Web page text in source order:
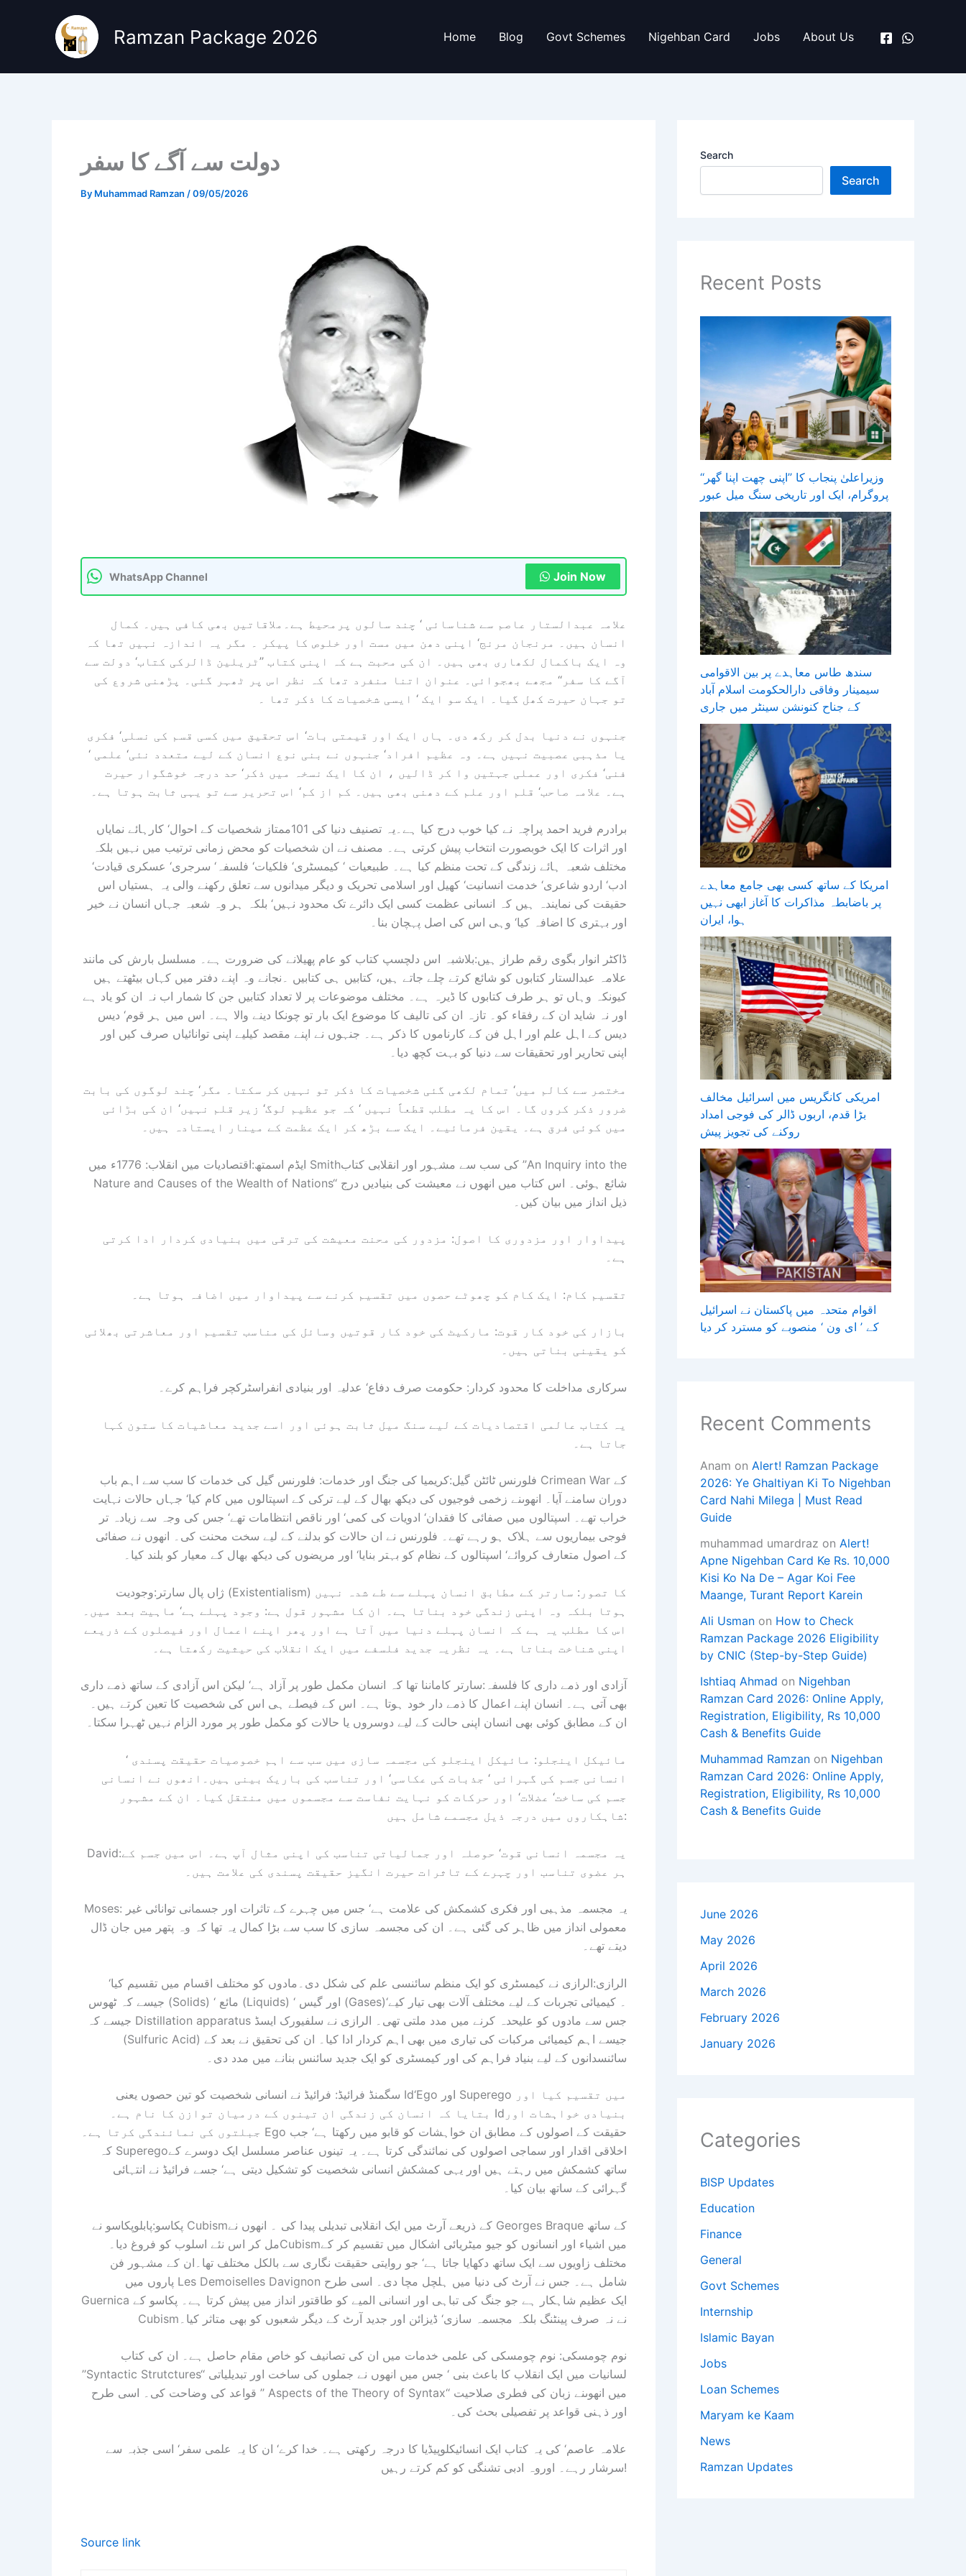
Ramzan Package 2026 Home Blog Govt Schemes Nigehban Card Jobs About Us
دولت سے آگے کا سفر
By Muhammad Ramzan /09/05/2026
WhatsApp Channel Join Now
علامہ عبدالستار عاصم سے شناسائی ‘ چند سالوں پرمحیط ہے۔ملاقاتیں بھی کافی ہیں۔ کمال
انسان ہیں۔ مرنجان مرنج‘ اپنی دھن میں مست اور خلوص کا پیکر ۔ مگر یہ اندازہ نہیں تھا کہ
وہ ایک باکمال لکھاری بھی ہیں۔ ان کی محبت ہے کہ اپنی کتاب ’’ٹریلین ڈالرکی کتاب‘ دولت سے
آگے کا سفر‘‘ مجھے بھجوائی۔ عنوان اتنا منفرد تھا کہ نظر اس پر ٹھہر گئی۔ پڑھنی شروع کی
تو جہان حیرت کھل گیا۔ ایک سو ایک ‘ ایسی شخصیات کا ذکر تھا ۔
جنہوں نے دنیا بدل کر رکھ دی۔ ہاں ایک اور قیمتی بات‘ اس تحقیق میں کسی قسم کی نسلی‘ فکری
یا مذہبی عصبیت نہیں ہے۔ وہ عظیم افراد‘ جنہوں نے بنی نوع انسان کے لیے متعدد نئی‘ علمی ‘
فنی‘ فکری اور عملی جہتیں وا کر ڈالیں ، ان کا ایک نسخہ میں ذکر‘ حد درجہ خوشگوار حیرت
ہے۔ علامہ صاحب‘ قلم اور علم کے دھنی بھی ہیں۔ کم از کم‘ اس تحریر سے تو یہی ثابت ہوتا ہے۔
اور اثرات کا ایک خوبصورت انتخاب پیش کرتی ہے۔ مصنف نے ان شخصیات کو محض زمانی ترتیب میں نہیں بلکہ
مختلف شعبہ ہائے زندگی کے تحت منظم کیا ہے۔ طبیعیات ‘ کیمسٹری‘ فلکیات‘ فلسفہ‘ سرجری‘ عسکری قیادت‘
ادب‘ اردو شاعری‘ خدمت انسانیت‘ کھیل اور اسلامی تحریک و دیگر میدانوں سے تعلق رکھنے والی یہ ہستیاں اس
حقیقت کی نمایندہ ہیں کہ انسانی عظمت کسی ایک دائرے تک محدود نہیں‘ بلکہ ہر وہ شعبہ جہاں انسان نے خیر
اور بہتری کا اضافہ کیا‘ وہی اس کی اصل پہچان بنا۔
ڈاکٹر انوار بگوی رقم طراز ہیں:بلاشبہ اس دلچسپ کتاب کو عام پھیلانے کی ضرورت ہے۔ مسلسل بارش کی مانند
علامہ عبدالستار کتابوں کو شائع کرتے چلے جاتے ہیں، کتابیں ہی کتابیں ۔نجانے وہ اپنے دفتر میں کہاں بیٹھتے ہیں
کیونکہ وہاں تو ہر طرف کتابوں کا ڈیرہ ہے۔ مختلف موضوعات پر لا تعداد کتابیں جن کا شمار اب نہ ان کو یاد ہے
اور نہ شاید ان کے رفقاء کو۔ تازہ ان کی تالیف کا موضوع ایک بار تو چونکا دینے والا ہے۔ اس میں ہر قوم‘ دیس
دیس کے اہل علم اور اہل فن کے کارناموں کا ذکر ہے۔ جنہوں نے اپنے مقصد کیلیے اپنی توانائیاں صرف کیں اور
اپنی تحاریر اور تحقیقات سے دنیا کو بہت کچھ دیا۔
مختصر سے کالم میں‘ تمام لکھی گئی شخصیات کا ذکر تو نہیں کر سکتا۔ مگر‘ چند لوگوں کی بابت
ضرور ذکر کروں گا۔ اس کا یہ مطلب قطعاً نہیں ‘ کہ جو عظیم لوگ‘ زیر قلم نہیں‘ ان کی بڑائی
میں کوئی فرق ہے۔ یقین فرمائیے۔ ایک سے بڑھ کر ایک عظمت کے مینار ایستادہ ہیں۔
ایڈم اسمتھ:اقتصادیات میں انقلاب: 1776ء میں Smithکی سب سے مشہور اور انقلابی کتاب ’’An Inquiry into the
Nature and Causes of the Wealth of Nations‘‘ شائع ہوئی۔ اس کتاب میں انھوں نے معیشت کی بنیادیں درج
ذیل انداز میں بیان کیں۔
پیداوار اور مزدوری کا اصول: مزدور کی محنت معیشت کی ترقی میں بنیادی کردار ادا کرتی
ہے۔
تقسیم کام: ایک کام کو چھوٹے حصوں میں تقسیم کرنے سے پیداوار میں اضافہ ہوتا ہے۔
بازار کی خود کار قوت: مارکیٹ کی خود کار قوتیں وسائل کی مناسب تقسیم اور معاشرتی بھلائی
کو یقینی بناتی ہیں۔
سرکاری مداخلت کا محدود کردار: حکومت صرف دفاع‘ عدلیہ اور بنیادی انفراسٹرکچر فراہم کرے۔
یہ کتاب عالمی اقتصادیات کے لیے سنگ میل ثابت ہوئی اور اسے جدید معاشیات کا ستون کہا
جاتا ہے۔
فلورنس ٹائٹن گیل:کریمیا کی جنگ اور خدمات: فلورنس گیل کی خدمات کا سب سے اہم باب Crimean War کے
دوران سامنے آیا۔ انھوںنے زخمی فوجیوں کی دیکھ بھال کے لیے ترکی کے اسپتالوں میں کام کیا‘ جہاں حالات نہایت
خراب تھے۔ اسپتالوں میں صفائی کا فقدان‘ ادویات کی کمی‘ اور ناقص انتظامات تھے‘ جس کی وجہ سے زیادہ تر
فوجی بیماریوں سے ہلاک ہو رہے تھے۔ فلورنس نے ان حالات کو بدلنے کے لیے سخت محنت کی۔ انھوں نے صفائی
کے اصول متعارف کروائے‘ اسپتالوں کے نظام کو بہتر بنایا‘ اور مریضوں کی دیکھ بھال کے معیار کو بلند کیا۔
ہوتا بلکہ وہ اپنی زندگی خود بناتا ہے۔ ان کا مشہور قول ہے: وجود پہلے ہے‘ ماہیت بعد میں۔
اس کا مطلب یہ ہے کہ انسان پہلے دنیا میں آتا ہے اور پھر اپنے اعمال اور فیصلوں کے ذریعے
اپنی شناخت بناتا ہے۔ یہ نظریہ جدید فلسفے میں ایک انقلاب کی حیثیت رکھتا ہے۔
آزادی اور ذمے داری کا فلسفہ:سارتر کاماننا تھا کہ انسان مکمل طور پر آزاد ہے‘ لیکن اس آزادی کے ساتھ ذمے داری
بھی آتی ہے۔ انسان اپنے اعمال کا ذمے دار خود ہوتا ہے۔ اس کے فیصلے ہی اس کی شخصیت کا تعین کرتے ہیں۔
ان کے مطابق کوئی بھی انسان اپنی حالت کے لیے دوسروں یا حالات کو مکمل طور پر مورد الزام نہیں ٹھہرا سکتا۔
مائیکل اینجلو: مائیکل اینجلو کی مجسمہ سازی میں سب سے اہم خصوصیات حقیقت پسندی ‘
انسانی جسم کی گہرائی ‘ جذبات کی عکاسی‘ اور تناسب کی باریک بینی ہیں۔انھوں نے انسانی
جسم کی ساخت‘ عضلات‘ اور حرکات کو نہایت نفاست سے مجسموں میں منتقل کیا۔ ان کے مشہور
شاہکاروں میں درجہ ذیل مجسمے شامل ہیں:
David:یہ مجسمہ انسانی قوت‘ حوصلہ اور جمالیاتی تناسب کی اپنی مثال آپ ہے۔ اس میں جسم کے
ہر عضوی تناسب اور چہرے کے تاثرات حیرت انگیز حقیقت پسندی کی علامت ہیں۔
Moses: یہ مجسمہ مذہبی اور فکری کشمکش کی علامت ہے‘ جس میں چہرے کے تاثرات اور جسمانی توانائی غیر
معمولی انداز میں ظاہر کی گئی ہے۔ ان کی مجسمہ سازی کا سب سے بڑا کمال یہ تھا کہ وہ پتھر میں جان ڈال
دیتے تھے۔
الرازی:الرازی نے کیمسٹری کو ایک منظم سائنسی علم کی شکل دی۔مادوں کو مختلف اقسام میں تقسیم کیا‘
جیسے کہ ٹھوس (Solids) ‘ مائع (Liquids) ‘ اور گیس (Gases)۔ کیمیائی تجربات کے لیے مختلف آلات بھی تیار کیے‘
جیسے کہ Distillation apparatus جس سے مادوں کو علیحدہ کرنے میں مدد ملتی تھی۔ الرازی نے سلفیورک ایسڈ
(Sulfuric Acid) جیسے اہم کیمیائی مرکبات کی تیاری میں بھی اہم کردار ادا کیا۔ ان کی تحقیق نے بعد کے
سائنسدانوں کے لیے بنیاد فراہم کی اور کیمسٹری کو ایک جدید سائنس بنانے میں مدد دی۔
سگمنڈ فرائیڈ: فرائیڈ نے انسانی شخصیت کو تین حصوں یعنی Id‘Ego اور Superego میں تقسیم کیا اور
بتایا کہ انسان کی زندگی ان تینوں کے درمیان توازن کا نام ہے۔ Idبنیادی خواہشات اور
جبلتوں کی نمائندگی کرتا ہے۔ Ego حقیقت کے اصولوں کے مطابق ان خواہشات کو قابو میں رکھتا ہے‘ جب
کہ Superegoاخلاقی اقدار اور سماجی اصولوں کی نمائندگی کرتا ہے۔ یہ تینوں عناصر مسلسل ایک دوسرے کے
ساتھ کشمکش میں رہتے ہیں اور یہی کمشکش انسانی شخصیت کو تشکیل دیتی ہے‘ جسے فرائیڈ نے انتہائی
گہرائی کے ساتھ بیان کیا۔
پکاسو:پابلوپکاسو نے Cubismکے ذریعے آرٹ میں ایک انقلابی تبدیلی پیدا کی ۔ انھوں نے Georges Braque کے ساتھ
مل کر اس نئے اسلوب کو فروغ دیا۔Cubismمیں اشیاء اور انسانوں کو جیو میٹریائی اشکال میں تقسیم کر کے
مختلف زاویوں سے ایک ساتھ دکھایا جاتا ہے‘ جو روایتی حقیقت نگاری سے بالکل مختلف تھا۔ان کے مشہور فن
پاروں میں Les Demoiselles Davignon شامل ہے۔ جس نے آرٹ کی دنیا میں ہلچل مچا دی۔ اسی طرح
Guernica ایک عظیم شاہکار ہے جو جنگ کی تباہی اور انسانی المیے کو طاقتور انداز میں پیش کرتا ہے۔ پکاسو کے
Cubismنے نہ صرف پینٹنگ بلکہ مجسمہ سازی‘ ڈیزائن اور جدید آرٹ کے دیگر شعبوں کو بھی متاثر کیا۔
نوم چومسکی: نوم چومسکی کی علمی خدمات میں ان کی تصانیف کو خاص مقام حاصل ہے۔ ان کی کتاب
’’Syntactic Strutctures‘‘ لسانیات میں ایک انقلاب کا باعث بنی ‘ جس میں انھوں نے جملوں کی ساخت اور تبدیلیاتی
قواعد کی وضاحت کی۔ اسی طرح ’’ Aspects of the Theory of Syntax‘‘ میں انھوںنے زبان کی فطری صلاحیت
اور ذہنی قواعد پر تفصیلی بحث کی۔
علامہ عاصم‘ کی یہ کتاب ایک انسائیکلوپیڈیا کا درجہ رکھتی ہے۔ خدا کرے‘ ان کا یہ علمی سفر‘ اسی جذبہ سے
سرشار رہے۔ اوروہ ادبی تشنگی کو کم کرتے رہیں!
Source link
Search
Search
Recent Posts
وزیراعلیٰ پنجاب کا ’’اپنی چھت اپنا گھر‘‘
پروگرام، ایک اور تاریخی سنگ میل عبور
سندھ طاس معاہدے پر بین الاقوامی
سیمینار وفاقی دارالحکومت اسلام آباد
کے جناح کنونشن سینٹر میں جاری
امریکا کے ساتھ کسی بھی جامع معاہدے
پر باضابطہ مذاکرات کا آغاز ابھی نہیں
ہوا، ایران
امریکی کانگریس میں اسرائیل مخالف
بڑا قدم، اربوں ڈالر کی فوجی امداد
روکنے کی تجویز پیش
اقوام متحدہ میں پاکستان نے اسرائیل
کے ’ ای ون ‘ منصوبے کو مسترد کر دیا
Recent Comments
Anam on Alert! Ramzan Package
2026: Ye Ghaltiyan Ki To Nigehban
Card Nahi Milega | Must Read
Guide
muhammad umardraz on Alert!
Apne Nigehban Card Ke Rs. 10,000
Kisi Ko Na De – Agar Koi Fee
Maange, Turant Report Karein
Ali Usman on How to Check
Ramzan Package 2026 Eligibility
by CNIC (Step-by-Step Guide)
Ishtiaq Ahmad on Nigehban
Ramzan Card 2026: Online Apply,
Registration, Eligibility, Rs 10,000
Cash & Benefits Guide
Muhammad Ramzan on Nigehban
Ramzan Card 2026: Online Apply,
Registration, Eligibility, Rs 10,000
Cash & Benefits Guide
June 2026
May 2026
April 2026
March 2026
February 2026
January 2026
Categories
BISP Updates
Education
Finance
General
Govt Schemes
Internship
Islamic Bayan
Jobs
Loan Schemes
Maryam ke Kaam
News
Ramzan Updates